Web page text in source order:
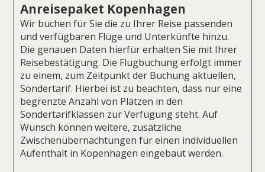
Anreisepaket Kopenhagen
Wir buchen für Sie die zu Ihrer Reise passenden
und verfügbaren Flüge und Unterkünfte hinzu.
Die genauen Daten hierfür erhalten Sie mit Ihrer
Reisebestätigung. Die Flugbuchung erfolgt immer
zu einem, zum Zeitpunkt der Buchung aktuellen,
Sondertarif. Hierbei ist zu beachten, dass nur eine
begrenzte Anzahl von Plätzen in den
Sondertarifklassen zur Verfügung steht. Auf
Wunsch können weitere, zusätzliche
Zwischenübernachtungen für einen individuellen
Aufenthalt in Kopenhagen eingebaut werden.